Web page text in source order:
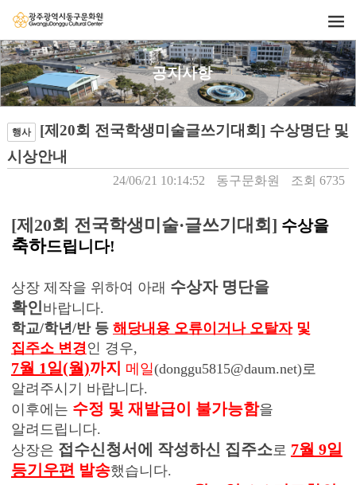
공지사항
행사
[제20회 전국학생미술글쓰기대회] 수상명단 및
시상안내
24/06/21 10:14:52 동구문화원 조회 6735
[제20회 전국학생미술·글쓰기대회] 수상을
축하드립니다!
상장 제작을 위하여 아래 수상자 명단을
확인바랍니다.
학교/학년/반 등 해당내용 오류이거나 오탈자및
집주소 변경 인 경우,
7월 1일(월)까지 메일(donggu5815@daum.net)로
알려주시기 바랍니다.
이후에는 수정 및 재발급이 불가능함을
알려드립니다.
상장은 접수신청서에 작성하신 집주소로 7월 9일
등기우편 발송했습니다.